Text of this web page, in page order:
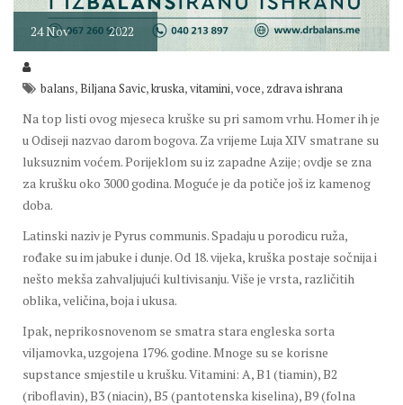
24Nov 2022
balans,Biljana Savic,kruska,vitamini,voce, zdrava ishrana
Na top listi ovog mjeseca kruške su pri samom vrhu. Homer ih je
u Odiseji nazvao darom bogova. Za vrijeme Luja XIV smatrane su
luksuznim voćem. Porijeklom su iz zapadne Azije; ovdje se zna
za krušku oko 3000 godina. Moguće je da potiče još iz kamenog
doba.
Latinski naziv je Pyrus communis. Spadaju u porodicu ruža,
rođake su im jabuke i dunje. Od 18. vijeka, kruška postaje sočnija i
nešto mekša zahvaljujući kultivisanju. Više je vrsta, različitih
oblika, veličina, boja i ukusa.
Ipak, neprikosnovenom se smatra stara engleska sorta
viljamovka, uzgojena 1796. godine. Mnoge su se korisne
supstance smjestile u krušku. Vitamini: A, B1 (tiamin), B2
(riboflavin), B3 (niacin), B5 (pantotenska kiselina), B9 (folna